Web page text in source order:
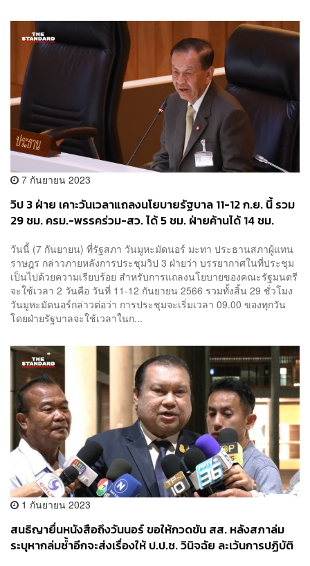
7 กันยายน 2023
วิป 3 ฝ่าย เคาะวันเวลาแถลงนโยบายรัฐบาล 11-12 ก.ย. นี้ รวม
29 ชม. ครม.-พรรคร่วม-สว. ได้ 5 ชม. ฝ่ายค้านได้ 14 ชม.
วันนี้ (7 กันยายน) ที่รัฐสภา วันมูหะมัดนอร์ มะทา ประธานสภาผู้แทน
ราษฎร กล่าวภายหลังการประชุมวิป 3 ฝ่ายว่า บรรยากาศในที่ประชุม
เป็นไปด้วยความเรียบร้อย สำหรับการแถลงนโยบายของคณะรัฐมนตรี
จะใช้เวลา 2 วันคือ วันที่ 11-12 กันยายน 2566 รวมทั้งสิ้น 29 ชั่วโมง
วันมูหะมัดนอร์กล่าวต่อว่า การประชุมจะเริ่มเวลา 09.00 ของทุกวัน
โดยฝ่ายรัฐบาลจะใช้เวลาในก...
1 กันยายน 2023
สนธิญายื่นหนังสือถึงวันนอร์ ขอให้กวดขัน สส. หลังสภาล่ม
ระบุหากล่มซ้ำอีกจะส่งเรื่องให้ ป.ป.ช. วินิจฉัย ละเว้นการปฏิบัติ